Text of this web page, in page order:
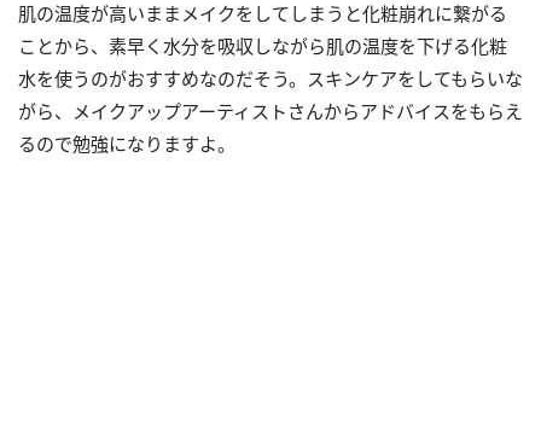
肌の温度が高いままメイクをしてしまうと化粧崩れに繋がる
ことから、素早く水分を吸収しながら肌の温度を下げる化粧
水を使うのがおすすめなのだそう。スキンケアをしてもらいな
がら、メイクアップアーティストさんからアドバイスをもらえ
るので勉強になりますよ。